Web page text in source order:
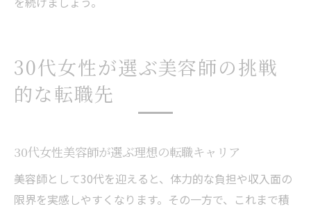
30代女性が選ぶ美容師の挑戦
的な転職先
30代女性美容師が選ぶ理想の転職キャリア
美容師として30代を迎えると、体力的な負担や収入面の
限界を実感しやすくなります。その一方で、これまで積